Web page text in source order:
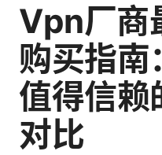
Vpn厂商
购买指
值得信赖
对比